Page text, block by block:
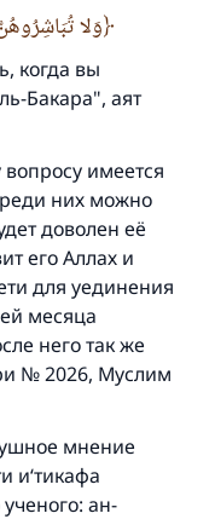
وَلا
когда вы
Бакара", аят
вопросу имеется
них можно
доволен её
его Аллах и
для уединения
месяца
него так же
№ 2026, Муслим
мнение
и‘тикафа
ан-